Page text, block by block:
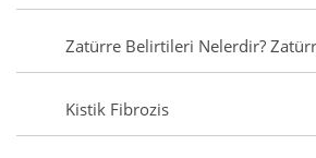
Zatürre Belirtileri Nelerdir?
Kistik Fibrozis